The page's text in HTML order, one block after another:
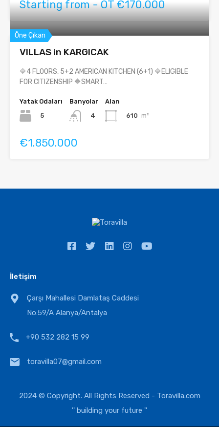
Starting from - OT €170.000
Öne Çıkan
VILLAS in KARGICAK
🔷4 FLOORS, 5+2 AMERICAN KITCHEN (6+1) 🔷ELIGIBLE
FOR CITIZENSHIP 🔷SMART…
Yatak Odaları
5
Banyolar
4
Alan
610 m²
€1.850.000
İletişim
Çarşı Mahallesi Damlataş Caddesi
No:59/A Alanya/Antalya
+90 532 282 15 99
toravilla07@gmail.com
2024 © Copyright. All Rights Reserved - Toravilla.com
'' building your future ''